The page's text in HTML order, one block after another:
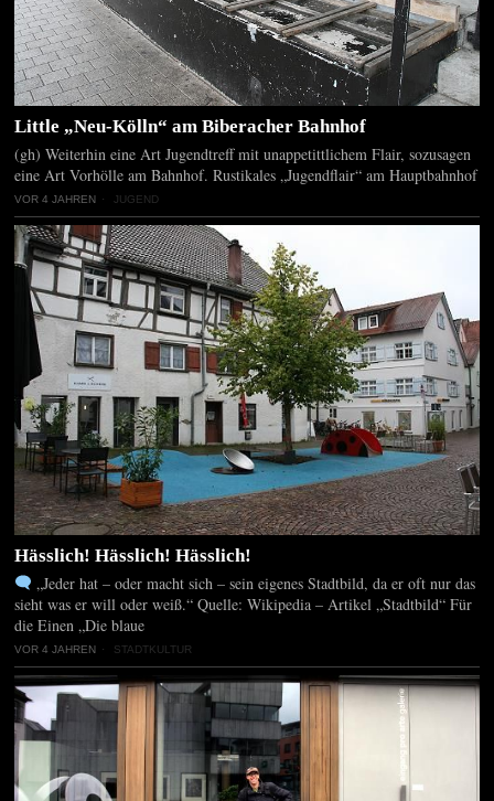
Little „Neu-Kölln“ am Biberacher Bahnhof
(gh) Weiterhin eine Art Jugendtreff mit unappetittlichem Flair, sozusagen
eine Art Vorhölle am Bahnhof. Rustikales „Jugendflair“ am Hauptbahnhof
VOR 4 JAHREN JUGEND
Hässlich! Hässlich! Hässlich!
„Jeder hat – oder macht sich – sein eigenes Stadtbild, da er oft nur das
sieht was er will oder weiß.“ Quelle: Wikipedia – Artikel „Stadtbild“ Für
die Einen „Die blaue
VOR 4 JAHREN STADTKULTUR